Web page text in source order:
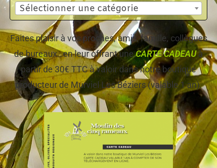
Sélectionner une catégorie
Faites plaisir à vos proches, amis, famille, collègues
de bureaux…en leur offrant uneCARTE CADEAUà
partir de 30€ TTC à valoir dans notre boutique
producteur de Murviel Les Béziers (valable 1 an).